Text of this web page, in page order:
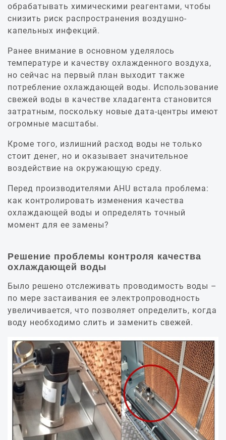
обрабатывать химическими реагентами, чтобы
снизить риск распространения воздушно-
капельных инфекций.
Ранее внимание в основном уделялось
температуре и качеству охлажденного воздуха,
но сейчас на первый план выходит также
потребление охлаждающей воды. Использование
свежей воды в качестве хладагента становится
затратным, поскольку новые дата-центры имеют
огромные масштабы.
Кроме того, излишний расход воды не только
стоит денег, но и оказывает значительное
воздействие на окружающую среду.
Перед производителями AHU встала проблема:
как контролировать изменения качества
охлаждающей воды и определять точный
момент для ее замены?
Решение проблемы контроля качества
охлаждающей воды
Было решено отслеживать проводимость воды –
по мере застаивания ее электропроводность
увеличивается, что позволяет определить, когда
воду необходимо слить и заменить свежей.